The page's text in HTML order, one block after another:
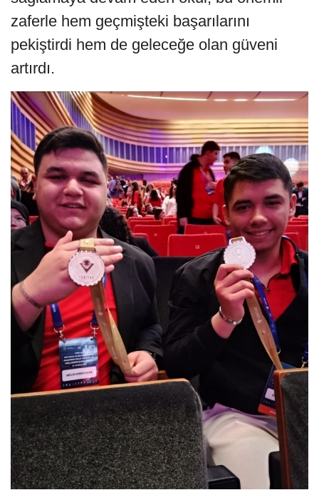
zaferle hem geçmişteki başarılarını
pekiştirdi hem de geleceğe olan güveni
artırdı.